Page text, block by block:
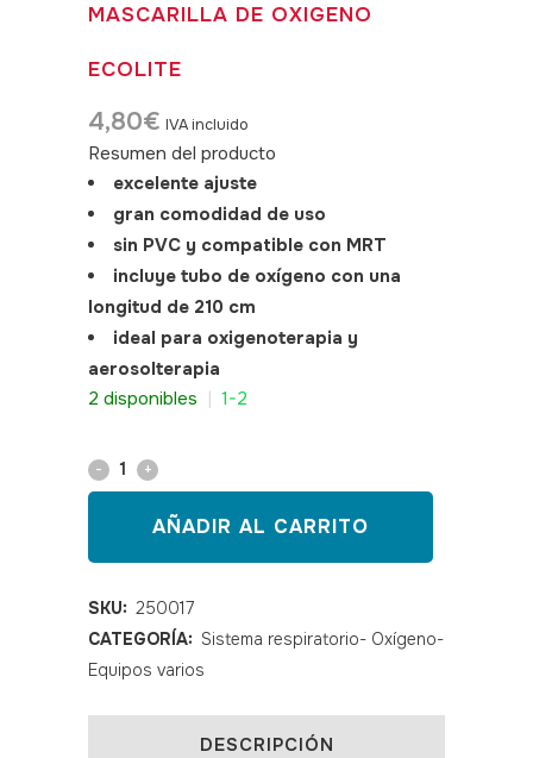
MASCARILLA DE OXIGENO
ECOLITE
4,80€ IVA incluido
Resumen del producto
excelente ajuste
gran comodidad de uso
sin PVC y compatible con MRT
incluye tubo de oxígeno con una
longitud de 210 cm
ideal para oxigenoterapia y
aerosolterapia
2 disponibles | 1-2
Mascarilla
oxigeno
EcoLite
quantity
AÑADIR AL CARRITO
SKU: 250017
CATEGORÍA: Sistema respiratorio- Oxígeno-
Equipos varios
DESCRIPCIÓN